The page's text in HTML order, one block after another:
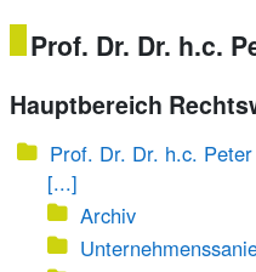
Prof. Dr. Dr. h.c.
Hauptbereich
Prof. Dr. Dr. h.c.
[...]
Archiv